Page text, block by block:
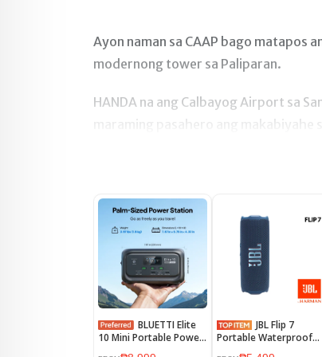
Ayon naman sa CAAP bago matapos
modernong tower sa Paliparan.
HANDA na ang Calbayog Airport sa
BLUETTI Elite
10 Mini Portable Power
Portable Waterproof